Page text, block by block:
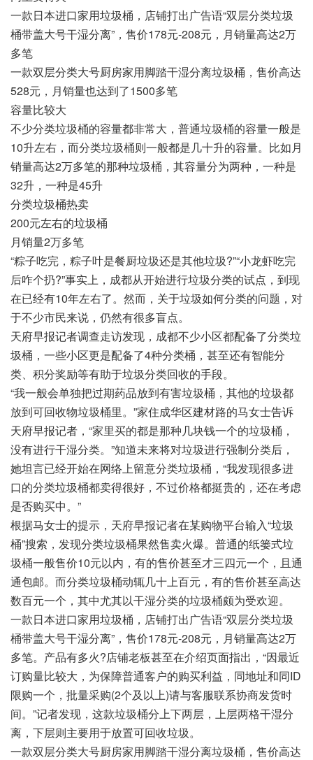
一款日本进口家用垃圾桶，店铺打出广告语“双层分类垃圾
桶带盖大号干湿分离”，售价178元-208元，月销量高达2万
多笔
一款双层分类大号厨房家用脚踏干湿分离垃圾桶，售价高达
528元，月销量也达到了1500多笔
容量比较大
不少分类垃圾桶的容量都非常大，普通垃圾桶的容量一般是
10升左右，而分类垃圾桶则一般都是几十升的容量。比如月
销量高达2万多笔的那种垃圾桶，其容量分为两种，一种是
32升，一种是45升
分类垃圾桶热卖
200元左右的垃圾桶
月销量2万多笔
“粽子吃完，粽子叶是餐厨垃圾还是其他垃圾?”“小龙虾吃完
后咋个扔?”事实上，成都从开始进行垃圾分类的试点，到现
在已经有10年左右了。然而，关于垃圾如何分类的问题，对
于不少市民来说，仍然有很多盲点。
天府早报记者调查走访发现，成都不少小区都配备了分类垃
圾桶，一些小区更是配备了4种分类桶，甚至还有智能分
类、积分奖励等有助于垃圾分类回收的手段。
“我一般会单独把过期药品放到有害垃圾桶，其他的垃圾都
放到可回收物垃圾桶里。”家住成华区建材路的马女士告诉
天府早报记者，“家里买的都是那种几块钱一个的垃圾桶，
没有进行干湿分类。”知道未来将对垃圾进行强制分类后，
她坦言已经开始在网络上留意分类垃圾桶，“我发现很多进
口的分类垃圾桶都卖得很好，不过价格都挺贵的，还在考虑
是否购买中。”
根据马女士的提示，天府早报记者在某购物平台输入“垃圾
桶”搜索，发现分类垃圾桶果然售卖火爆。普通的纸篓式垃
圾桶一般售价10元以内，有的售价甚至才三四元一个，且通
通包邮。而分类垃圾桶动辄几十上百元，有的售价甚至高达
数百元一个，其中尤其以干湿分类的垃圾桶颇为受欢迎。
一款日本进口家用垃圾桶，店铺打出广告语“双层分类垃圾
桶带盖大号干湿分离”，售价178元-208元，月销量高达2万
多笔。产品有多火?店铺老板甚至在介绍页面指出，“因最近
订购量比较大，为保障普通客户的购买利益，同地址和同ID
限购一个，批量采购(2个及以上)请与客服联系协商发货时
间。”记者发现，这款垃圾桶分上下两层，上层两格干湿分
离，下层则主要用于放置可回收垃圾。
一款双层分类大号厨房家用脚踏干湿分离垃圾桶，售价高达